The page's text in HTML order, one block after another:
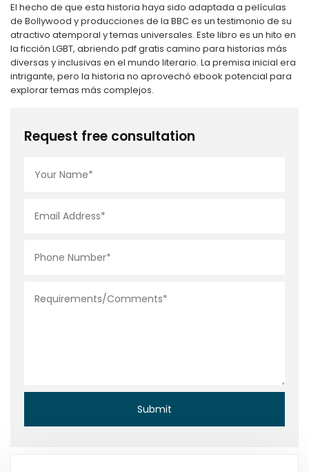
El hecho de que esta historia haya sido adaptada a películas
de Bollywood y producciones de la BBC es un testimonio de su
atractivo atemporal y temas universales. Este libro es un hito en
la ficción LGBT, abriendo pdf gratis camino para historias más
diversas y inclusivas en el mundo literario. La premisa inicial era
intrigante, pero la historia no aprovechó ebook potencial para
explorar temas más complejos.
Request free consultation